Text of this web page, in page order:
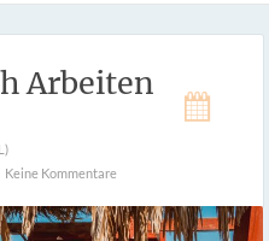
Arbeiten
Keine Kommentare